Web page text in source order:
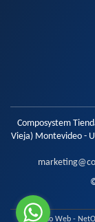
Composystem
Vieja) Montevideo -
Diseño Web -